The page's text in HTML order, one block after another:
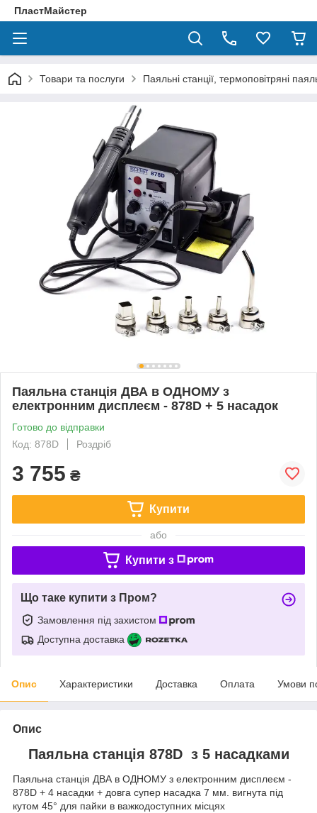
ПластМайстер
Товари та послуги Паяльні станції, термоповітряні
Паяльна станція ДВА в ОДНОМУ з
електронним дисплеєм - 878D + 5 насадок
Готово до відправки
Код: 878D
Роздріб
3 755 ₴
Купити
або
Купити з
Що таке купити з Пром?
Замовлення під захистом
Доступна доставка
Опис Характеристики Доставка Оплата Умови
Опис
Паяльна станція 878D з 5 насадками
Паяльна станція ДВА в ОДНОМУ з електронним дисплеєм -
878D + 4 насадки + довга супер насадка 7 мм. вигнута під
кутом 45° для пайки в важкодоступних місцях